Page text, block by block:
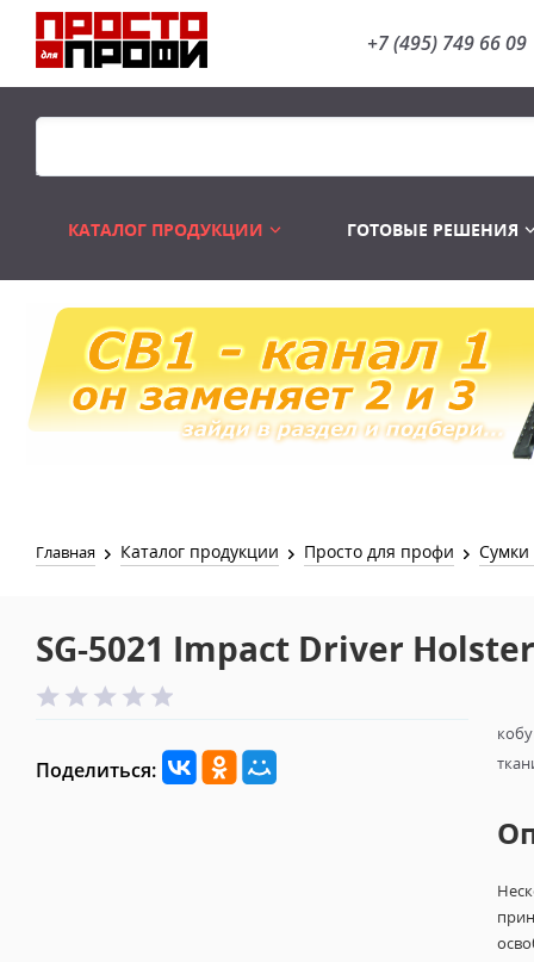
+7 (495) 749 66 09
КАТАЛОГ ПРОДУКЦИИ
Распродажа Лампы
ГОТОВЫЕ РЕШЕНИЯ
Главная Каталог продукции Просто для профи Сумки
SG-5021 Impact Driver Holster
Поделиться: